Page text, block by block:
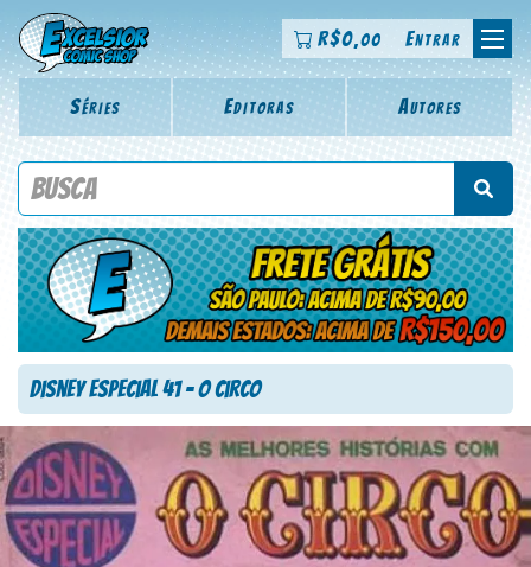
R$0,00 Entrar
Séries Editoras Autores
Procure por título da revista, personagem, série, escritor,
Disney Especial 41 – O Circo